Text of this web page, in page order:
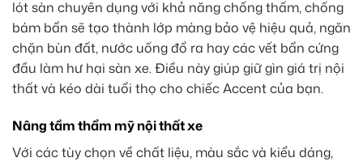
lót sàn chuyên dụng với khả năng chống thấm, chống
bám bẩn sẽ tạo thành lớp màng bảo vệ hiệu quả, ngăn
chặn bùn đất, nước uống đổ ra hay các vết bẩn cứng
đầu làm hư hại sàn xe. Điều này giúp giữ gìn giá trị nội
thất và kéo dài tuổi thọ cho chiếc Accent của bạn.
Nâng tầm thẩm mỹ nội thất xe
Với các tùy chọn về chất liệu, màu sắc và kiểu dáng,